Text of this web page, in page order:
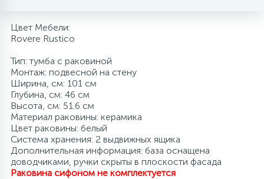
Цвет Мебели:
Rovere Rustico
Тип: тумба с раковиной
Монтаж: подвесной на стену
Ширина, см: 101 см
Глубина, см: 46 см
Высота, см: 51.6 см
Материал раковины: керамика
Цвет раковины: белый
Система хранения: 2 выдвижных ящика
Дополнительная информация: база оснащена
доводчиками, ручки скрыты в плоскости фасада
Раковина сифоном не комплектуется